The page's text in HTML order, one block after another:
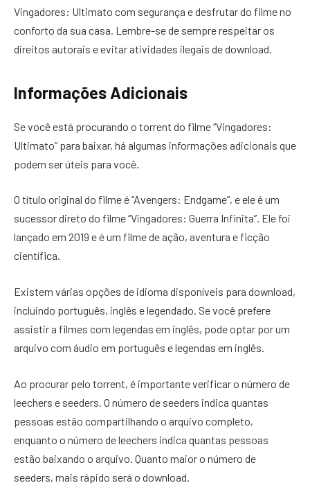
Vingadores: Ultimato com segurança e desfrutar do filme no
conforto da sua casa. Lembre-se de sempre respeitar os
direitos autorais e evitar atividades ilegais de download.
Informações Adicionais
Se você está procurando o torrent do filme “Vingadores:
Ultimato” para baixar, há algumas informações adicionais que
podem ser úteis para você.
O título original do filme é “Avengers: Endgame”, e ele é um
sucessor direto do filme “Vingadores: Guerra Infinita”. Ele foi
lançado em 2019 e é um filme de ação, aventura e ficção
científica.
Existem várias opções de idioma disponíveis para download,
incluindo português, inglês e legendado. Se você prefere
assistir a filmes com legendas em inglês, pode optar por um
arquivo com áudio em português e legendas em inglês.
Ao procurar pelo torrent, é importante verificar o número de
leechers e seeders. O número de seeders indica quantas
pessoas estão compartilhando o arquivo completo,
enquanto o número de leechers indica quantas pessoas
estão baixando o arquivo. Quanto maior o número de
seeders, mais rápido será o download.